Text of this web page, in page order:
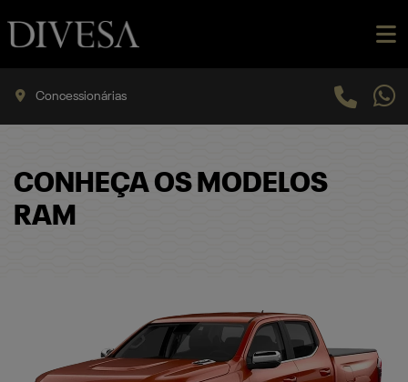
Concessionárias
CONHEÇA OS MODELOS
RAM